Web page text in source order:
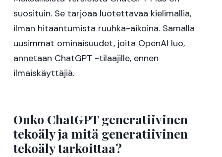
suosituin. Se tarjoaa luotettavaa kielimallia,
ilman hitaantumista ruuhka-aikoina. Samalla
uusimmat ominaisuudet, joita OpenAI luo,
annetaan ChatGPT -tilaajille, ennen
ilmaiskäyttäjiä.
Onko ChatGPT generatiivinen
tekoäly ja mitä generatiivinen
tekoäly tarkoittaa?